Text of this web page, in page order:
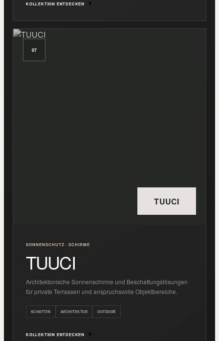
KOLLEKTION ENTDECKEN
07
TUUCI
SONNENSCHUTZ · SCHIRME
TUUCI
Architektonische Sonnenschirme und Beschattungslösungen
für private Terrassen und anspruchsvolle Objektbereiche.
SCHATTEN ARCHITEKTUR OUTDOOR
KOLLEKTION ENTDECKEN